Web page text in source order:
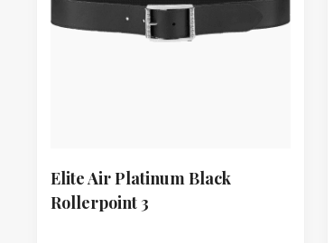
Elite Air Platinum Black
Rollerpoint 3